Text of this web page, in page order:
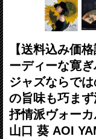
【送料込み価
ーディーな寛
ジャズならで
の旨味も巧ま
抒情派ヴォー
山口 葵 AOI